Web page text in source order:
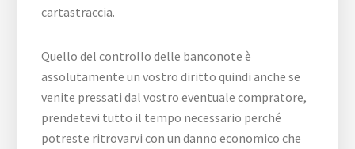
cartastraccia.
Quello del controllo delle banconote è
assolutamente un vostro diritto quindi anche se
venite pressati dal vostro eventuale compratore,
prendetevi tutto il tempo necessario perché
potreste ritrovarvi con un danno economico che